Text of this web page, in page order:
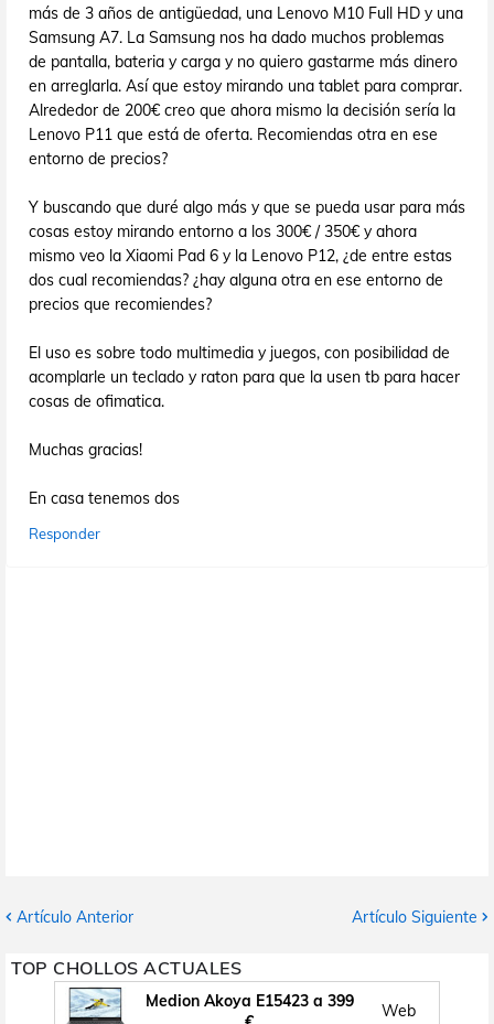
más de 3 años de antigüedad, una Lenovo M10 Full HD y una
Samsung A7. La Samsung nos ha dado muchos problemas
de pantalla, bateria y carga y no quiero gastarme más dinero
en arreglarla. Así que estoy mirando una tablet para comprar.
Alrededor de 200€ creo que ahora mismo la decisión sería la
Lenovo P11 que está de oferta. Recomiendas otra en ese
entorno de precios?
Y buscando que duré algo más y que se pueda usar para más
cosas estoy mirando entorno a los 300€ / 350€ y ahora
mismo veo la Xiaomi Pad 6 y la Lenovo P12, ¿de entre estas
dos cual recomiendas? ¿hay alguna otra en ese entorno de
precios que recomiendes?
El uso es sobre todo multimedia y juegos, con posibilidad de
acomplarle un teclado y raton para que la usen tb para hacer
cosas de ofimatica.
Muchas gracias!
En casa tenemos dos
Responder
Artículo Anterior Artículo Siguiente
TOP CHOLLOS ACTUALES
Medion Akoya E15423 a 399
Web